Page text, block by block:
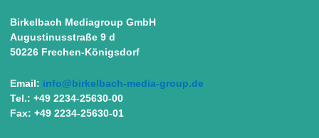
Birkelbach Mediagroup GmbH
Augustinusstraße 9 d
50226 Frechen-Königsdorf
Email: info@birkelbach-media-group.de
Tel.: +49 2234-25630-00
Fax: +49 2234-25630-01